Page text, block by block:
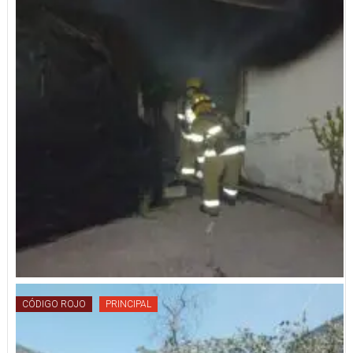
CÓDIGO ROJO PRINCIPAL